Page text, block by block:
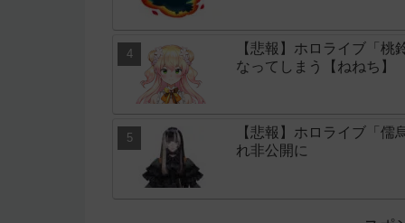
【悲報】ホロライブ「
なってしまう【ねねち】
【悲報】ホロライブ「
れ非公開に